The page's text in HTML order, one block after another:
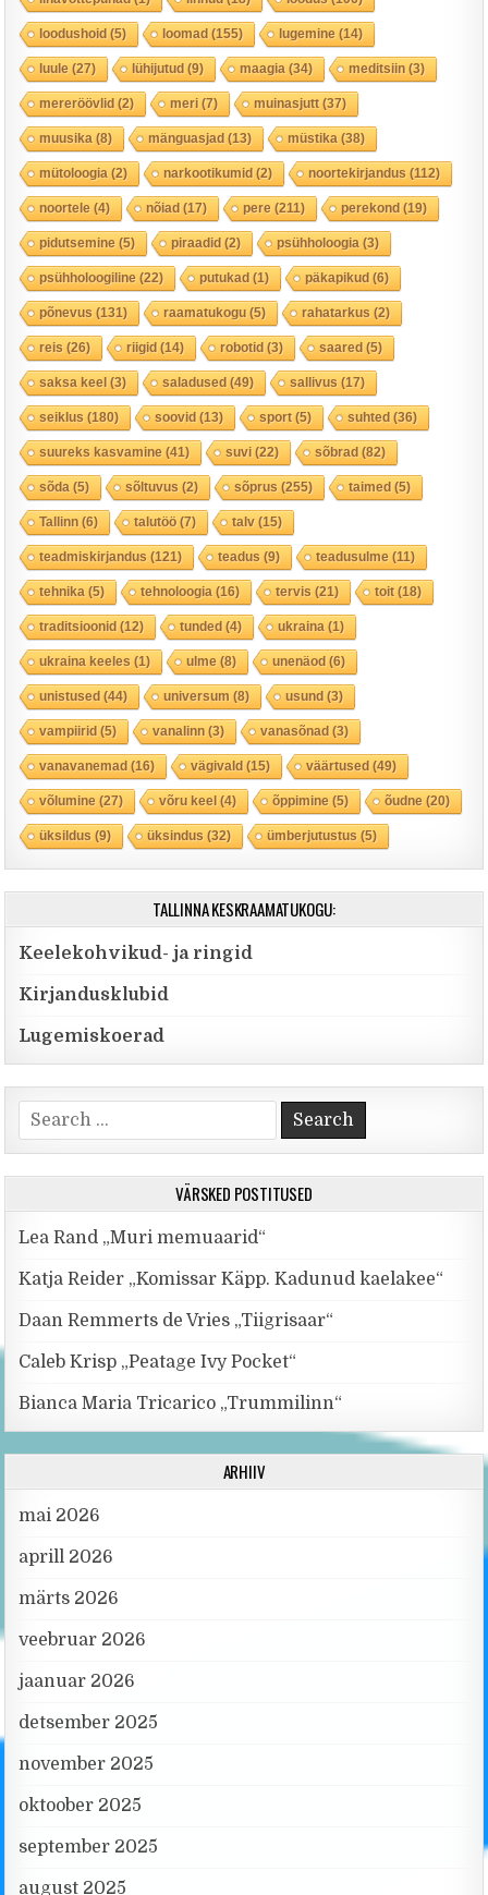
loodushoid(5) loomad(155) lugemine (14)
luule (27) lühijutud(9) maagia (34) meditsiin(3)
mereröövlid(2) meri(7) muinasjutt(37)
muusika (8) mänguasjad(13) müstika (38)
mütoloogia (2) narkootikumid(2) noortekirjandus (112)
noortele (4) nõiad(17) pere (211) perekond(19)
pidutsemine (5) piraadid(2) psühholoogia (3)
psühholoogiline (22) putukad(1) päkapikud(6)
põnevus (131) raamatukogu(5) rahatarkus (2)
reis (26) riigid(14) robotid(3) saared(5)
saksa keel(3) saladused(49) sallivus (17)
seiklus (180) soovid(13) sport(5) suhted(36)
suureks kasvamine (41) suvi(22) sõbrad(82)
sõda (5) sõltuvus (2) sõprus (255) taimed(5)
Tallinn(6) talutöö(7) talv(15)
teadmiskirjandus (121) teadus (9) teadusulme (11)
tehnika (5) tehnoloogia (16) tervis (21) toit(18)
traditsioonid(12) tunded(4) ukraina (1)
ukraina keeles (1) ulme (8) unenäod(6)
unistused(44) universum (8) usund(3)
vampiirid(5) vanalinn(3) vanasõnad(3)
vanavanemad(16) vägivald(15) väärtused(49)
võlumine (27) võru keel(4) õppimine (5) õudne (20)
üksildus (9) üksindus (32) ümberjutustus (5)
TALLINNA KESKRAAMATUKOGU:
Keelekohvikud- ja ringid
Kirjandusklubid
Lugemiskoerad
Search for:
VÄRSKED POSTITUSED
Lea Rand „Muri memuaarid“
Katja Reider „Komissar Käpp. Kadunud kaelakee“
Daan Remmerts de Vries „Tiigrisaar“
Caleb Krisp „Peatage Ivy Pocket“
Bianca Maria Tricarico „Trummilinn“
ARHIIV
mai 2026
aprill 2026
märts 2026
veebruar 2026
jaanuar 2026
detsember 2025
november 2025
oktoober 2025
september 2025
august 2025